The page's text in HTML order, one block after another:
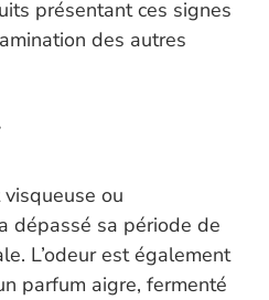
présentant ces signes
des autres
ou
dépassé sa période de
L’odeur est également
parfum aigre, fermenté